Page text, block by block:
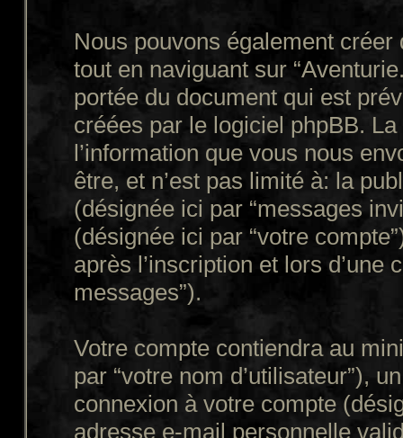
Nous pouvons également
tout en naviguant sur
portée du document qui est
créées par le logiciel phpBB.
l’information que vous nous
être, et n’est pas limité à: la
(désignée ici par “messages
(désignée ici par “votre
après l’inscription et lors d’une
messages”).
Votre compte contiendra au
par “votre nom d’utilisateur”),
connexion à votre compte
adresse e-mail personnelle